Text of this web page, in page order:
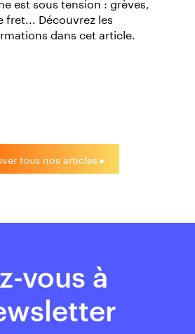
les
cet article.
Le conflit en
entraîne des
tous nos articles ▸
vous à